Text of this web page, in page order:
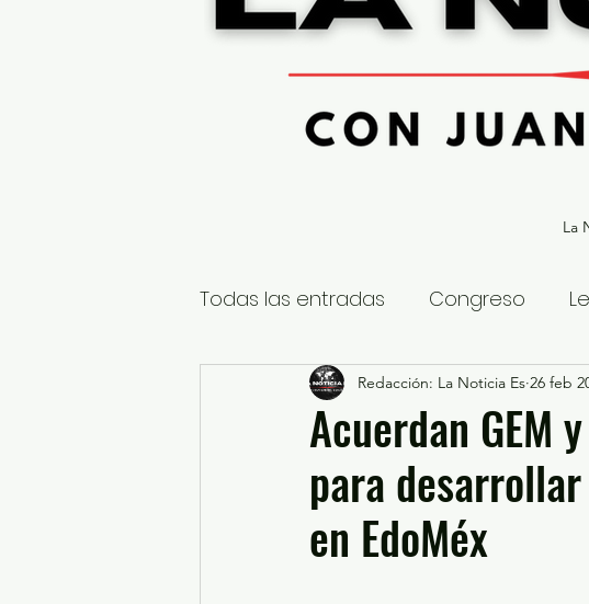
La
Todas las entradas Congreso
Nacional Estatal
Educación y Cultura Seguridad
¿Qué pasa en tus municipios?
Acuerdan GEM
para
en EdoMéx
Redacción: La Noticia Es 26 feb